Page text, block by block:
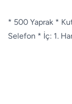
* 500 Yaprak *
Selefon * İç: 1.